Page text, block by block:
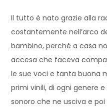
Il tutto è nato grazie alla
costantemente nell’arco
bambino, perché a casa
accesa che faceva
le sue voci e tanta buona
primi vinili, di ogni genere
sonoro che ne usciva e